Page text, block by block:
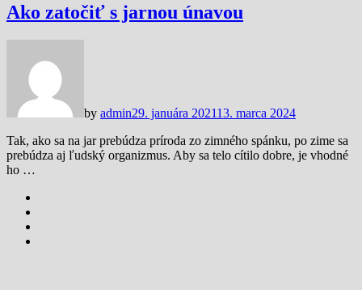
Ako zatočiť s jarnou únavou
by admin29. januára 202113. marca 2024
Tak, ako sa na jar prebúdza príroda zo zimného spánku, po zime sa
prebúdza aj ľudský organizmus. Aby sa telo cítilo dobre, je vhodné
ho …